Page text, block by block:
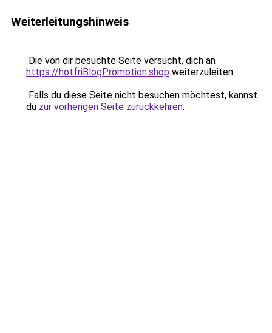
Weiterleitungshinweis
Die von dir besuchte Seite versucht, dich an
https://hotfriBlogPromotion.shop weiterzuleiten.
Falls du diese Seite nicht besuchen möchtest, kannst
du zur vorherigen Seite zurückkehren.